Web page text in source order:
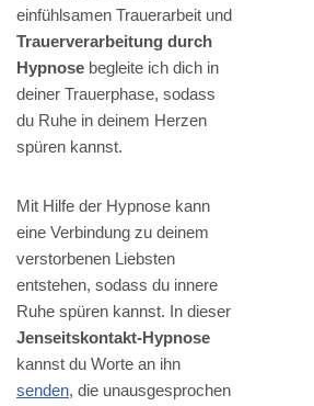
einfühlsamen Trauerarbeit und
Trauerverarbeitung durch
Hypnose begleite ich dich in
deiner Trauerphase, sodass
du Ruhe in deinem Herzen
spüren kannst.
Mit Hilfe der Hypnose kann
eine Verbindung zu deinem
verstorbenen Liebsten
entstehen, sodass du innere
Ruhe spüren kannst. In dieser
Jenseitskontakt-Hypnose
kannst du Worte an ihn
senden, die unausgesprochen